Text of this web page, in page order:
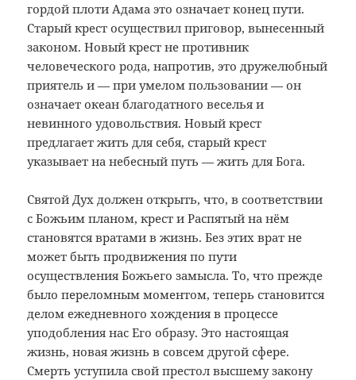
гордой плоти Адама это означает конец пути.
Старый крест осуществил приговор, вынесенный
законом. Новый крест не противник
человеческого рода, напротив, это дружелюбный
приятель и — при умелом пользовании — он
означает океан благодатного веселья и
невинного удовольствия. Новый крест
предлагает жить для себя, старый крест
указывает на небесный путь — жить для Бога.
Святой Дух должен открыть, что, в соответствии
с Божьим планом, крест и Распятый на нём
становятся вратами в жизнь. Без этих врат не
может быть продвижения по пути
осуществления Божьего замысла. То, что прежде
было переломным моментом, теперь становится
делом ежедневного хождения в процессе
уподобления нас Его образу. Это настоящая
жизнь, новая жизнь в совсем другой сфере.
Смерть уступила свой престол высшему закону